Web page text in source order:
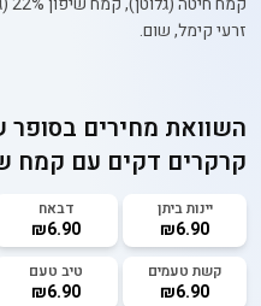
זרעי קימל, שום.
השוואת מחירים בסופר
קרקרים דקים עם קמח
יינות ביתן
₪6.90
דבאח
₪6.90
קשת טעמים
₪6.90
טיב טעם
₪6.90